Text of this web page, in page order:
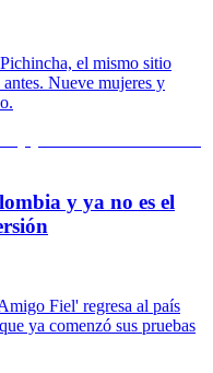
el mismo sitio
Nueve mujeres y
y ya no es el
Fiel' regresa al país
ya comenzó sus pruebas